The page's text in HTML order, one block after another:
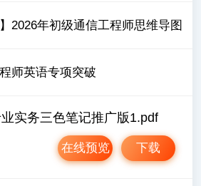
】2026年初级通信工程师思维导图
师英语专项突破
实务三色笔记推广版1.pdf
下载
在线预览